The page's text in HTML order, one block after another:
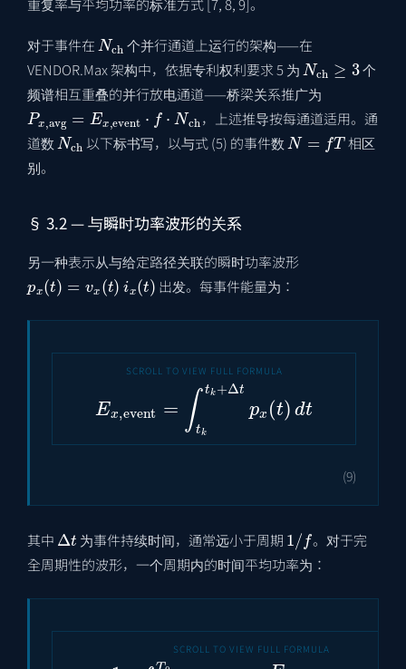
重复率与平均功率的标准方式 [7, 8, 9]。
对于事件在
个并行通道上运行的架构——在
VENDOR.Max 架构中，依据专利权利要求 5 为
N
个
频谱相互重叠的并行放电通道——桥梁关系推广为
Px,avg=Ex,event⋅f⋅Nch
，上述推导按每通道适用。通
道数
N ch
以下标书写，以与式 (5) 的事件数
N=fT
相区
别。
§ 3.2 — 与瞬时功率波形的关系
另一种表示从与给定路径关联的瞬时功率波形
px ( t)=vx(t)ix(t)
出发。每事件能量为：
event=∫tktk+Δtpx
(9)
其中
Δ
为事件持续时间，通常远小于周期
/f
。对于完
全周期性的波形，一个周期内的时间平均功率为：
0 0T0 event